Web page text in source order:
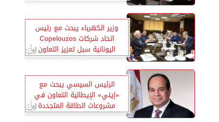
وزير الكهرباء يبحث مع رئيس
اتحاد شركات Copelouzos
اليونانية سبل تعزيز التعاون
الرئيس السيسي يبحث مع
«إيني» الإيطالية التعاون في
مشروعات الطاقة المتجددة